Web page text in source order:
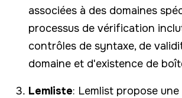
associées à des domaines
processus de vérification
contrôles de syntaxe, de
domaine et d'existence de
Lemliste: Lemlist propose